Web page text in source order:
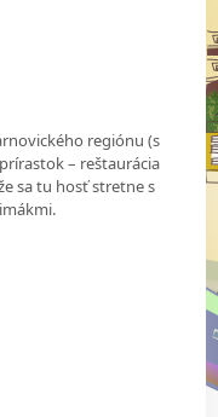
regiónu (s
– reštaurácia
sa tu hosť stretne s